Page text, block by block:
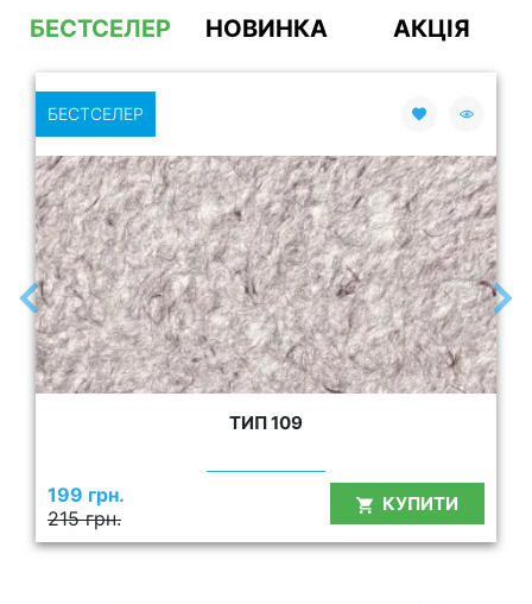
БЕСТСЕЛЕР НОВИНКА АКЦІЯ
БЕСТСЕЛЕР
ТИП 109
215 грн.
199 грн. КУПИТИ